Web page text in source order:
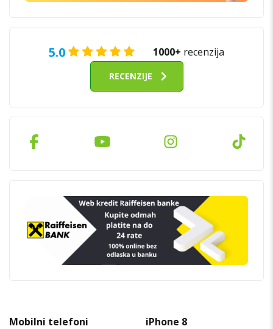
5.0 1000+ recenzija
RECENZIJE
Mobilni telefoni
iPhone 8